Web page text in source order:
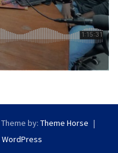
Theme by: Theme Horse
WordPress